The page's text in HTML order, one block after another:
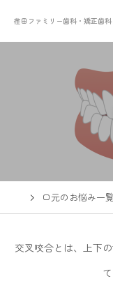
荏田ファミリー歯科・矯正歯
口元のお悩み一
交叉咬合とは、上下